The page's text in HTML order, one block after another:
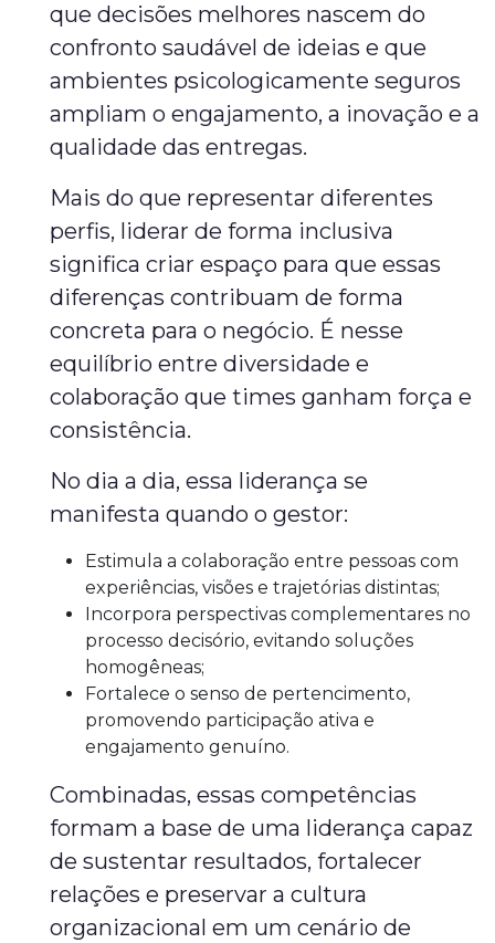
que decisões melhores nascem do
confronto saudável de ideias e que
ambientes psicologicamente seguros
ampliam o engajamento, a inovação e a
qualidade das entregas.
Mais do que representar diferentes
perfis, liderar de forma inclusiva
significa criar espaço para que essas
diferenças contribuam de forma
concreta para o negócio. É nesse
equilíbrio entre diversidade e
colaboração que times ganham força e
consistência.
No dia a dia, essa liderança se
manifesta quando o gestor:
Estimula a colaboração entre pessoas com
experiências, visões e trajetórias distintas;
Incorpora perspectivas complementares no
processo decisório, evitando soluções
homogêneas;
Fortalece o senso de pertencimento,
promovendo participação ativa e
engajamento genuíno.
Combinadas, essas competências
formam a base de uma liderança capaz
de sustentar resultados, fortalecer
relações e preservar a cultura
organizacional em um cenário de